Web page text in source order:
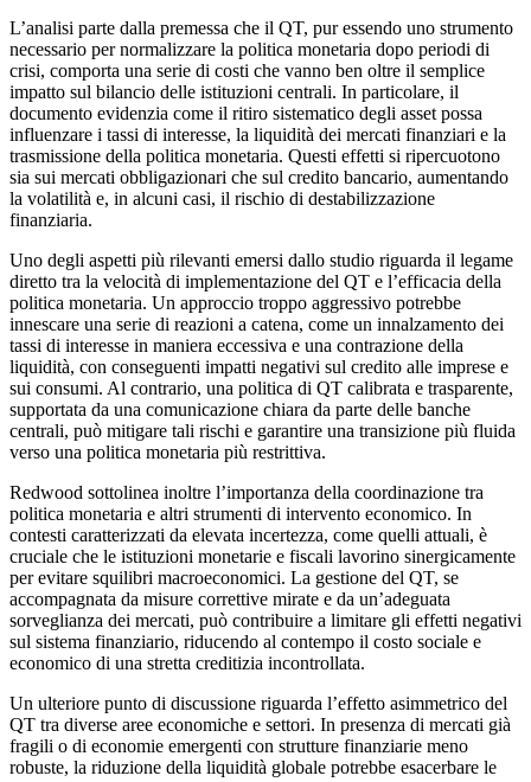
L’analisi parte dalla premessa che il QT, pur essendo uno strumento
necessario per normalizzare la politica monetaria dopo periodi di
crisi, comporta una serie di costi che vanno ben oltre il semplice
impatto sul bilancio delle istituzioni centrali. In particolare, il
documento evidenzia come il ritiro sistematico degli asset possa
influenzare i tassi di interesse, la liquidità dei mercati finanziari e la
trasmissione della politica monetaria. Questi effetti si ripercuotono
sia sui mercati obbligazionari che sul credito bancario, aumentando
la volatilità e, in alcuni casi, il rischio di destabilizzazione
finanziaria.
Uno degli aspetti più rilevanti emersi dallo studio riguarda il legame
diretto tra la velocità di implementazione del QT e l’efficacia della
politica monetaria. Un approccio troppo aggressivo potrebbe
innescare una serie di reazioni a catena, come un innalzamento dei
tassi di interesse in maniera eccessiva e una contrazione della
liquidità, con conseguenti impatti negativi sul credito alle imprese e
sui consumi. Al contrario, una politica di QT calibrata e trasparente,
supportata da una comunicazione chiara da parte delle banche
centrali, può mitigare tali rischi e garantire una transizione più fluida
verso una politica monetaria più restrittiva.
Redwood sottolinea inoltre l’importanza della coordinazione tra
politica monetaria e altri strumenti di intervento economico. In
contesti caratterizzati da elevata incertezza, come quelli attuali, è
cruciale che le istituzioni monetarie e fiscali lavorino sinergicamente
per evitare squilibri macroeconomici. La gestione del QT, se
accompagnata da misure correttive mirate e da un’adeguata
sorveglianza dei mercati, può contribuire a limitare gli effetti negativi
sul sistema finanziario, riducendo al contempo il costo sociale e
economico di una stretta creditizia incontrollata.
Un ulteriore punto di discussione riguarda l’effetto asimmetrico del
QT tra diverse aree economiche e settori. In presenza di mercati già
fragili o di economie emergenti con strutture finanziarie meno
robuste, la riduzione della liquidità globale potrebbe esacerbare le